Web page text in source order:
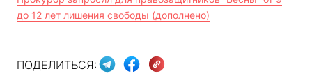
до 12 лет лишения свободы (дополнено)
ПОДЕЛИТЬСЯ: